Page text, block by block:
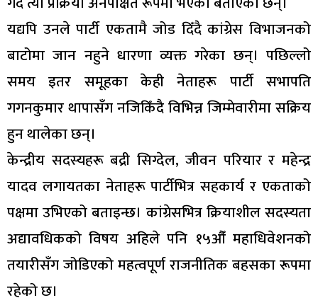
यद्यपि उनले पार्टी एकतामै जोड दिँदै कांग्रेस विभाजनको
बाटोमा जान नहुने धारणा व्यक्त गरेका छन्। पछिल्लो
समय इतर समूहका केही नेताहरू पार्टी सभापति
गगनकुमार थापासँग नजिकिँदै विभिन्न जिम्मेवारीमा सक्रिय
हुन थालेका छन्।
केन्द्रीय सदस्यहरू बद्री सिग्देल, जीवन परियार र महेन्द्र
यादव लगायतका नेताहरू पार्टीभित्र सहकार्य र एकताको
पक्षमा उभिएको बताइन्छ। कांग्रेसभित्र क्रियाशील सदस्यता
अद्यावधिकको विषय अहिले पनि १५औँ महाधिवेशनको
तयारीसँग जोडिएको महत्वपूर्ण राजनीतिक बहसका रूपमा
रहेको छ।